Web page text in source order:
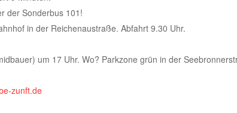
der Sonderbus 101!
in der Reichenaustraße. Abfahrt 9.30 Uhr.
um 17 Uhr. Wo? Parkzone grün in der
zunft.de